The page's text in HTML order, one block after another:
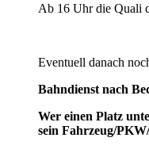
Ab 16 Uhr die Quali
Eventuell danach
Bahndienst nach
Wer einen Platz
sein Fahrzeug/